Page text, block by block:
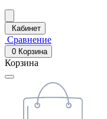
Кабинет
Сравнение
0 Корзина
Корзина